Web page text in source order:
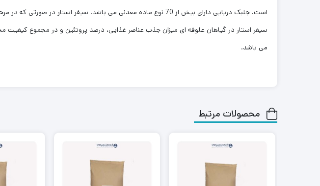
است. جلبک دریایی دارای بیش از 70 نوع ماده معدنی می باشد. سیفر
سیفر استار در گیاهان علوفه ای میزان جذب عناصر غذایی، درصد پروتئین و در مجموع
می باشد.
محصولات مرتبط